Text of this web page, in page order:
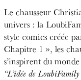
Le chausseur
univers : la
style comics créée
Chapitre 1 », les
s’inspirent du
“L’idée de